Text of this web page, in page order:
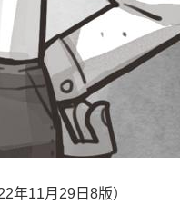
年11月29日8版）